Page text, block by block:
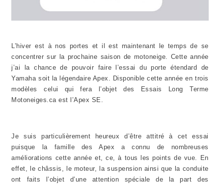
L’hiver est à nos portes et il est maintenant le temps de se
concentrer sur la prochaine saison de motoneige. Cette année
j’ai la chance de pouvoir faire l’essai du porte étendard de
Yamaha soit la légendaire Apex. Disponible cette année en trois
modèles celui qui fera l’objet des Essais Long Terme
Motoneiges.ca est l’Apex SE.
Je suis particulièrement heureux d’être attitré à cet essai
puisque la famille des Apex a connu de nombreuses
améliorations cette année et, ce, à tous les points de vue. En
effet, le châssis, le moteur, la suspension ainsi que la conduite
ont faits l’objet d’une attention spéciale de la part des